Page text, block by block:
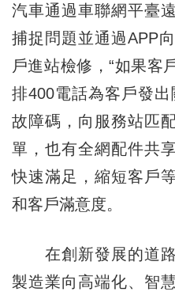
汽車通過車聯網平臺
捕捉問題並通過APP
戶進站檢修，“如果客
排400電話為客戶發
故障碼，向服務站匹
單，也有全網配件共
快速滿足，縮短客戶
和客戶滿意度。
在創新發展的道路
製造業向高端化、智